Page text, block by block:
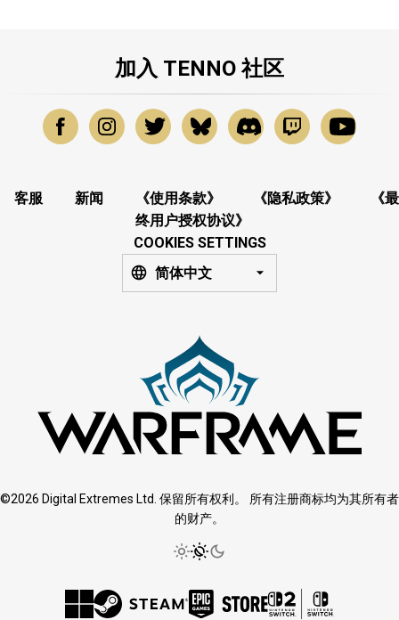
加入 TENNO 社区
客服 新闻 《使用条款》 《隐私政策》
《最
终用户授权协议》
COOKIES SETTINGS
简体中文
©2026 Digital Extremes Ltd. 保留所有权利。 所有注册商标均为其所有者
的财产。